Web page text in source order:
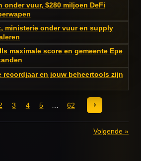
onder vuur, $280 miljoen DeFi
ministerie onder vuur en supply
maximale score en gemeente Epe
recordjaar en jouw beheertools zijn
3 4 5 62
Volgende »